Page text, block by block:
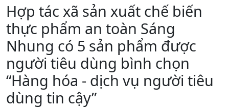
Hợp tác xã sản xuất chế biến
thực phẩm an toàn Sáng
Nhung có 5 sản phẩm được
người tiêu dùng bình chọn
“Hàng hóa - dịch vụ người tiêu
dùng tin cậy”